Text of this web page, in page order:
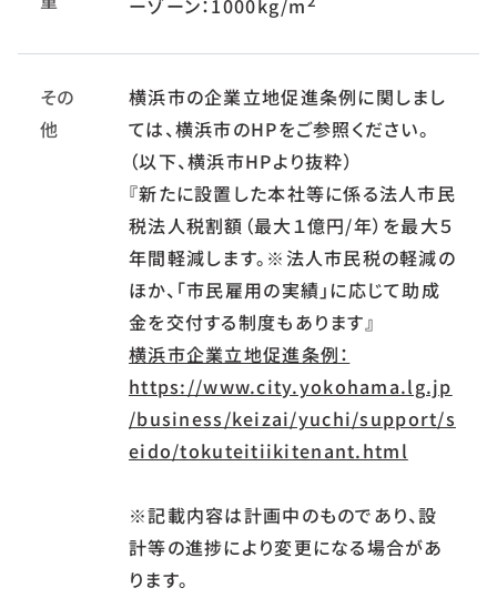
ーゾーン：1000kg/m
その
他
横浜市の企業立地促進条例に関しまし
ては、横浜市のHPをご参照ください。
（以下、横浜市HPより抜粋）
『新たに設置した本社等に係る法人市民
税法人税割額（最大１億円/年）を最大５
年間軽減します。※法人市民税の軽減の
ほか、「市民雇用の実績」に応じて助成
金を交付する制度もあります』
横浜市企業立地促進条例：
https://www.city.yokohama.lg.jp
/business/keizai/yuchi/support/s
eido/tokuteitiikitenant.html
※記載内容は計画中のものであり、設
計等の進捗により変更になる場合があ
ります。